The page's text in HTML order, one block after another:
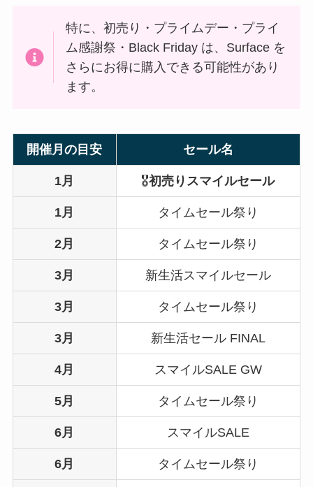
特に、初売り・プライムデー・プライ
ム感謝祭・Black Friday は、Surface を
さらにお得に購入できる可能性があり
ます。
開催月の目安 セール名
1月 🎖️初売りスマイルセール
1月 タイムセール祭り
2月 タイムセール祭り
3月 新生活スマイルセール
3月 タイムセール祭り
3月 新生活セール FINAL
4月 スマイルSALE GW
5月 タイムセール祭り
6月 スマイルSALE
6月 タイムセール祭り